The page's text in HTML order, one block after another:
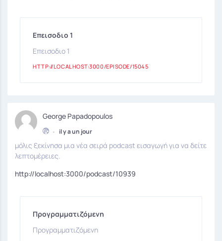
Επεισοδιο 1
Επεισοδιο 1
HTTP://LOCALHOST:3000/EPISODE/15045
George Papadopoulos
• il y a un jour
μόλις ξεκίνησα μια νέα σειρά podcast εισαγωγή για να δείτε
λεπτομέρειες.
http://localhost:3000/podcast/10939
Προγραμματιζόμενη
Προγραμματιζόμενη